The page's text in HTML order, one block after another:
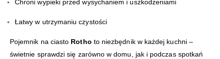
Chroni wypieki przed wysychaniem i uszkodzeniami
Łatwy w utrzymaniu czystości
Pojemnik na ciasto Rotho to niezbędnik w każdej kuchni –
świetnie sprawdzi się zarówno w domu, jak i podczas spotkań